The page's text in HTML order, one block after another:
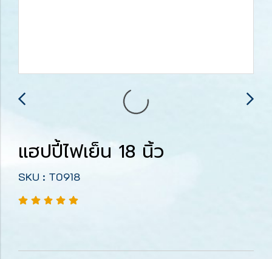
แฮปปี้ไฟเย็น 18 นิ้ว
SKU : T0918